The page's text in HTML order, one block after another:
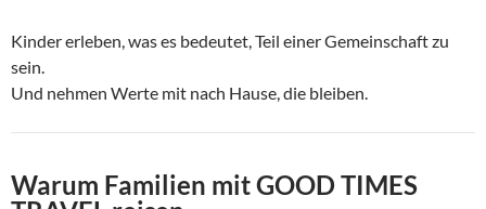
Kinder erleben, was es bedeutet, Teil einer Gemeinschaft zu
sein.
Und nehmen Werte mit nach Hause, die bleiben.
Warum Familien mit GOOD TIMES